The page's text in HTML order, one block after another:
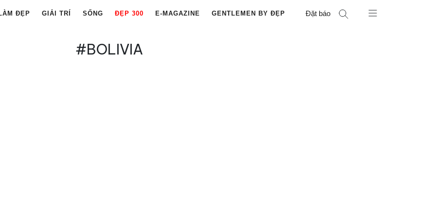
ĐẸP GIẢI TRÍ SỐNG ĐẸP 300 E-MAGAZINE GENTLEMEN BY ĐẸP Đặt báo
#BOLIVIA